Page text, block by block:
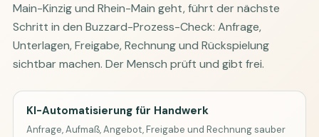
Main-Kinzig und Rhein-Main geht, führt der nächste
Schritt in den Buzzard-Prozess-Check: Anfrage,
Unterlagen, Freigabe, Rechnung und Rückspielung
sichtbar machen. Der Mensch prüft und gibt frei.
KI-Automatisierung für Handwerk
Anfrage, Aufmaß, Angebot, Freigabe und Rechnung sauber